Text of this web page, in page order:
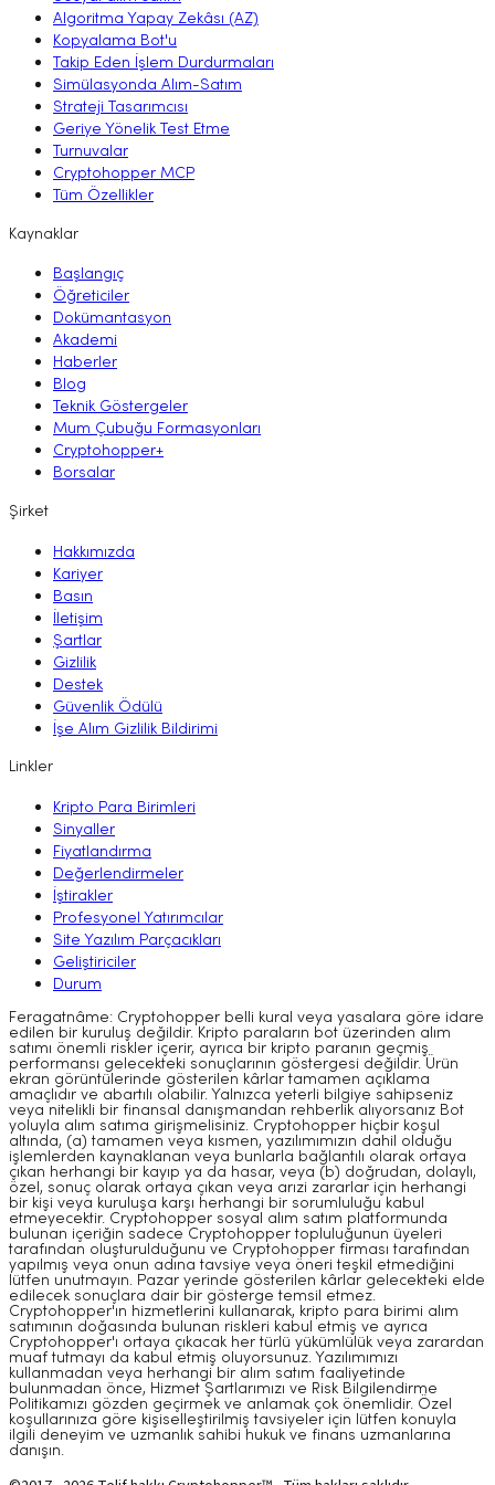
Algoritma Yapay Zekâsı (AZ)
Kopyalama Bot'u
Takip Eden İşlem Durdurmaları
Simülasyonda Alım-Satım
Strateji Tasarımcısı
Geriye Yönelik Test Etme
Turnuvalar
Cryptohopper MCP
Tüm Özellikler
Kaynaklar
Başlangıç
Öğreticiler
Dokümantasyon
Akademi
Haberler
Blog
Teknik Göstergeler
Mum Çubuğu Formasyonları
Cryptohopper+
Borsalar
Şirket
Hakkımızda
Kariyer
Basın
İletişim
Şartlar
Gizlilik
Destek
Güvenlik Ödülü
İşe Alım Gizlilik Bildirimi
Linkler
Kripto Para Birimleri
Sinyaller
Fiyatlandırma
Değerlendirmeler
İştirakler
Profesyonel Yatırımcılar
Site Yazılım Parçacıkları
Geliştiriciler
Durum
Feragatnâme: Cryptohopper belli kural veya yasalara göre idare
edilen bir kuruluş değildir. Kripto paraların bot üzerinden alım
satımı önemli riskler içerir, ayrıca bir kripto paranın geçmiş
performansı gelecekteki sonuçlarının göstergesi değildir. Ürün
ekran görüntülerinde gösterilen kârlar tamamen açıklama
amaçlıdır ve abartılı olabilir. Yalnızca yeterli bilgiye sahipseniz
veya nitelikli bir finansal danışmandan rehberlik alıyorsanız Bot
yoluyla alım satıma girişmelisiniz. Cryptohopper hiçbir koşul
altında, (a) tamamen veya kısmen, yazılımımızın dahil olduğu
işlemlerden kaynaklanan veya bunlarla bağlantılı olarak ortaya
çıkan herhangi bir kayıp ya da hasar, veya (b) doğrudan, dolaylı,
özel, sonuç olarak ortaya çıkan veya arızi zararlar için herhangi
bir kişi veya kuruluşa karşı herhangi bir sorumluluğu kabul
etmeyecektir. Cryptohopper sosyal alım satım platformunda
bulunan içeriğin sadece Cryptohopper topluluğunun üyeleri
tarafından oluşturulduğunu ve Cryptohopper firması tarafından
yapılmış veya onun adına tavsiye veya öneri teşkil etmediğini
lütfen unutmayın. Pazar yerinde gösterilen kârlar gelecekteki elde
edilecek sonuçlara dair bir gösterge temsil etmez.
Cryptohopper'ın hizmetlerini kullanarak, kripto para birimi alım
satımının doğasında bulunan riskleri kabul etmiş ve ayrıca
Cryptohopper'ı ortaya çıkacak her türlü yükümlülük veya zarardan
muaf tutmayı da kabul etmiş oluyorsunuz. Yazılımımızı
kullanmadan veya herhangi bir alım satım faaliyetinde
bulunmadan önce, Hizmet Şartlarımızı ve Risk Bilgilendirme
Politikamızı gözden geçirmek ve anlamak çok önemlidir. Özel
koşullarınıza göre kişiselleştirilmiş tavsiyeler için lütfen konuyla
ilgili deneyim ve uzmanlık sahibi hukuk ve finans uzmanlarına
danışın.